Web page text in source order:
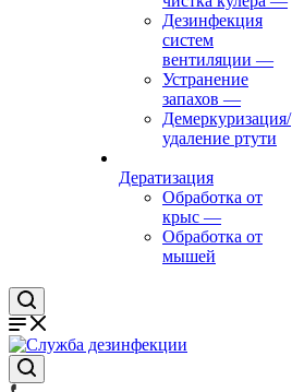
Дезинфекция
систем
вентиляции —
Устранение
запахов —
Демеркуризация/
удаление ртути
Дератизация
Обработка от
крыс —
Обработка от
мышей